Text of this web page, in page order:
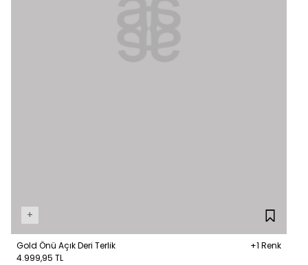
+
Gold Önü Açık Deri Terlik
+1 Renk
4.999,95 TL